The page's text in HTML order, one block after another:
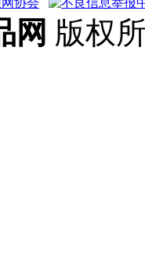
网 版权